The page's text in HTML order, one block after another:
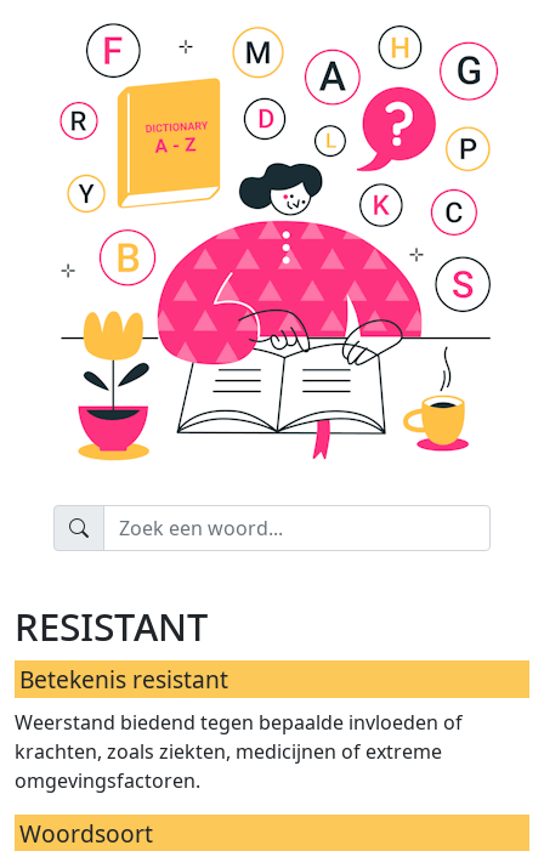
resistant
Betekenis resistant
Weerstand biedend tegen bepaalde invloeden of
krachten, zoals ziekten, medicijnen of extreme
omgevingsfactoren.
Woordsoort